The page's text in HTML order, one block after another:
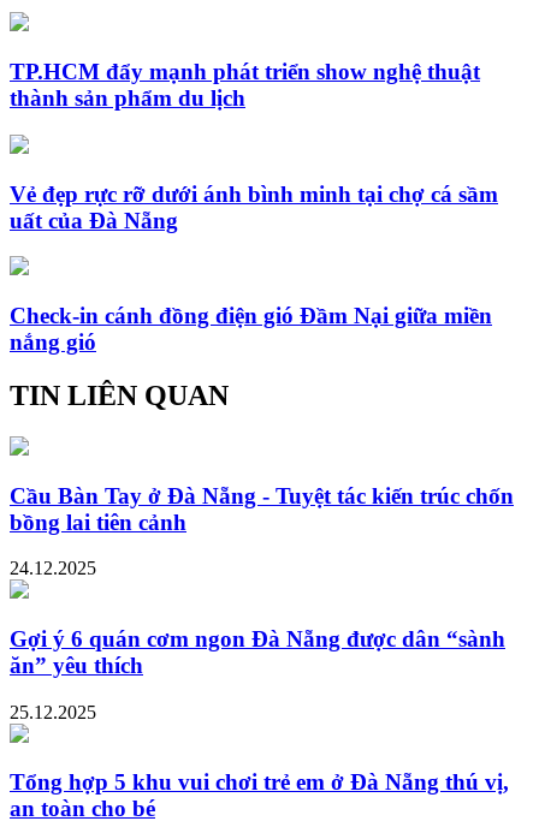
TP.HCM đẩy mạnh phát triển show nghệ thuật
thành sản phẩm du lịch
Vẻ đẹp rực rỡ dưới ánh bình minh tại chợ cá sầm
uất của Đà Nẵng
Check-in cánh đồng điện gió Đầm Nại giữa miền
nắng gió
TIN LIÊN QUAN
Cầu Bàn Tay ở Đà Nẵng - Tuyệt tác kiến trúc chốn
bồng lai tiên cảnh
24.12.2025
Gợi ý 6 quán cơm ngon Đà Nẵng được dân “sành
ăn” yêu thích
25.12.2025
Tổng hợp 5 khu vui chơi trẻ em ở Đà Nẵng thú vị,
an toàn cho bé